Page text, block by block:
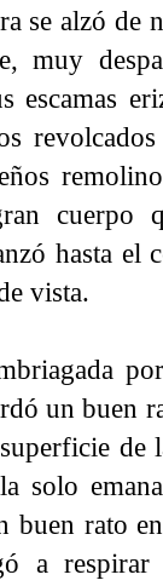
se alzó de
muy
escamas
cuerpo
hasta el
vista.
un buen
de
solo
buen rato
a